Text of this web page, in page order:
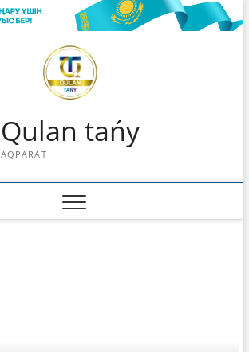
Qulan tańy
AQPARAT